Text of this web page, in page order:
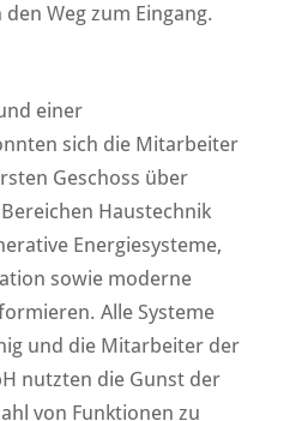
Weg zum Eingang.
einer
sich die Mitarbeiter
Geschoss über
Haustechnik
Energiesysteme,
sowie moderne
Alle Systeme
und die Mitarbeiter der
nutzten die Gunst der
von Funktionen zu